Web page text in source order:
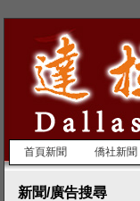
首頁新聞 僑社新聞
新聞/廣告搜尋